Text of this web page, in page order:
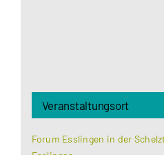
Veranstaltungsort
Forum Esslingen in der